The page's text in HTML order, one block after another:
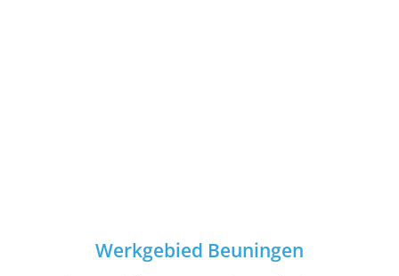
Werkgebied Beuningen